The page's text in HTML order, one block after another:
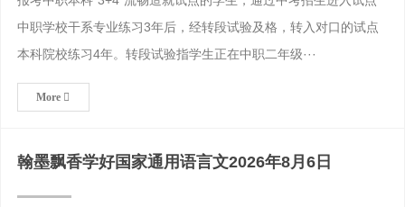
中职学校干系专业练习3年后，经转段试验及格，转入对口的试点
本科院校练习4年。转段试验指学生正在中职二年级···
More
翰墨飘香学好国家通用语言文2026年8月6日